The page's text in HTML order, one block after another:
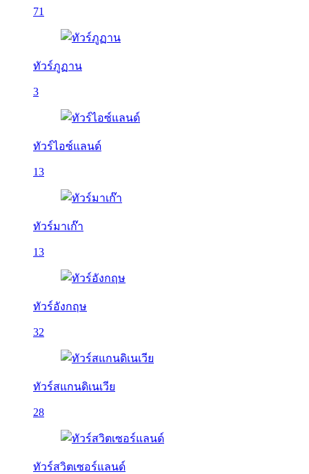
71
ทัวร์ภูฏาน
3
ทัวร์ไอซ์แลนด์
13
ทัวร์มาเก๊า
13
ทัวร์อังกฤษ
32
ทัวร์สแกนดิเนเวีย
28
ทัวร์สวิตเซอร์แลนด์